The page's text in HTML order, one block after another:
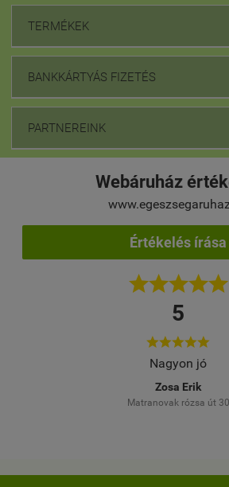
TERMÉKEK
BANKKÁRTYÁS FIZETÉS
PARTNEREINK
Webáruház
Értékelés írása

5

Nagyon jó
Zosa Erik
Matranovak rózsa út 30